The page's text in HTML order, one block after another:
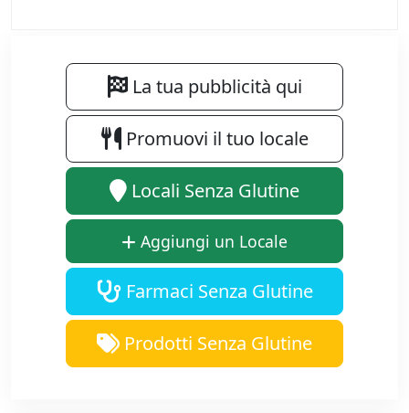
La tua pubblicità qui
Promuovi il tuo locale
Locali Senza Glutine
Aggiungi un Locale
Farmaci Senza Glutine
Prodotti Senza Glutine